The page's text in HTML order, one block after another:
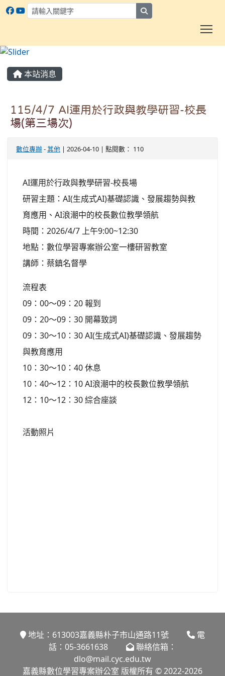
本站消息
115/4/7 AI運用於行政與教學研習-校長
場(第三場次)
數位專辦-其他 | 2026-04-10 | 點閱數： 110
AI運用於行政與教學研習-校長場
研習主題：AI(生成式AI)基礎認識、發展趨勢與教
育應用、AI浪潮中的校長數位教學領航
時間：2026/4/7 上午9:00~12:30
地點：數位學習專案辦公室一樓研習教室
講師：蔡鎮名督學
流程表
09：00～09：20 報到
09：20～09：30 開幕致詞
09：30～10：30 AI(生成式AI)基礎認識、發展趨勢
與教育應用
10：30～10：40 休息
10：40～12：10 AI浪潮中的校長數位教學領航
12：10～12：30 綜合座談
活動照片
地址：613003嘉義縣朴子市山通路11號
電
話：05-3661638
聯絡信箱：
dlo@mail.cyc.edu.tw
嘉義縣數位學習專案辦公室 版權所有 © 2022-2026